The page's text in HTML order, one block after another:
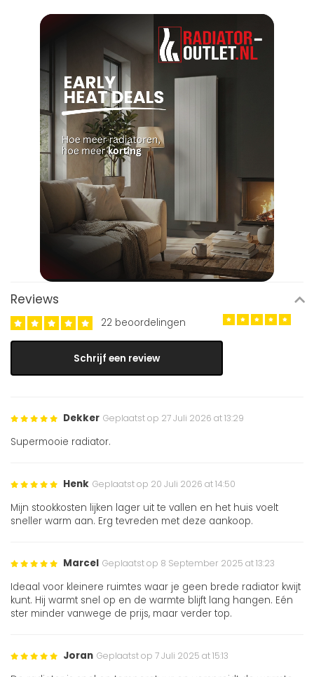
Reviews
22 beoordelingen
Schrijf een review
Dekker Geplaatst op 27 Juli 2026 at 13:29
Supermooie radiator.
Henk Geplaatst op 20 Juli 2026 at 14:50
Mijn stookkosten lijken lager uit te vallen en het huis voelt
sneller warm aan. Erg tevreden met deze aankoop.
Marcel Geplaatst op 8 September 2025 at 13:23
Ideaal voor kleinere ruimtes waar je geen brede radiator kwijt
kunt. Hij warmt snel op en de warmte blijft lang hangen. Eén
ster minder vanwege de prijs, maar verder top.
Joran Geplaatst op 7 Juli 2025 at 15:13